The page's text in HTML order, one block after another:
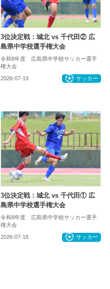
3位決定戦：城北 vs 千代田② 広
島県中学校選手権大会
令和8年度 広島県中学校サッカー選手
権大会
2026-07-19 サッカー
3位決定戦：城北 vs 千代田① 広
島県中学校選手権大会
令和8年度 広島県中学校サッカー選手
権大会
2026-07-18 サッカー